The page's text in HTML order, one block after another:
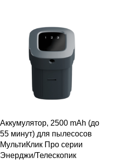
Аккумулятор, 2500 mAh (до
55 минут) для пылесосов
МультиКлик Про серии
Энерджи/Телескопик